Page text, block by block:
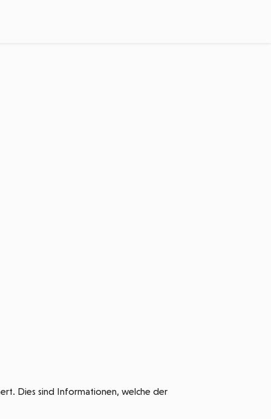
Dies sind Informationen, welche der